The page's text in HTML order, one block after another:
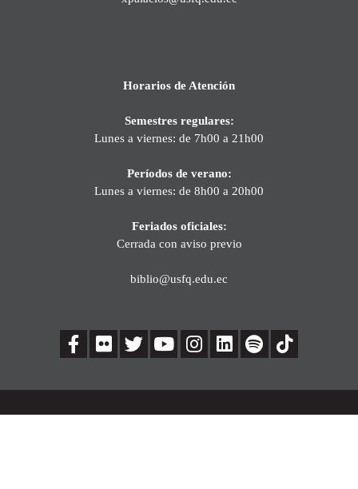
Horarios de Atención
Semestres regulares:
Lunes a viernes: de 7h00 a 21h00
Períodos de verano:
Lunes a viernes: de 8h00 a 20h00
Feriados oficiales:
Cerrada con aviso previo
biblio@usfq.edu.ec